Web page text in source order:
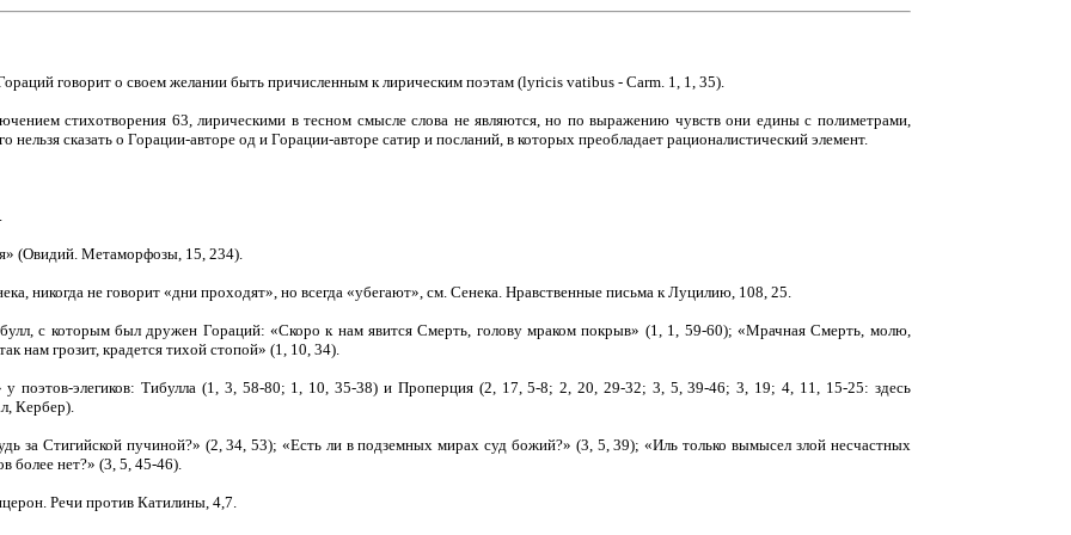
говорит о своем желании быть причисленным к лирическим поэтам (lyricis vatibus - Carm. 1, 1, 35).
стихотворения 63, лирическими в тесном смысле слова не являются, но по выражению чувств они едины с полиметрами,
нельзя сказать о Горации-авторе од и Горации-авторе сатир и посланий, в которых преобладает рационалистический элемент.
(Овидий. Метаморфозы, 15, 234).
никогда не говорит «дни проходят», но всегда «убегают», см. Сенека. Нравственные письма к Луцилию, 108, 25.
с которым был дружен Гораций: «Скоро к нам явится Смерть, голову мраком покрыв» (1, 1, 59-60); «Мрачная Смерть, молю,
нам грозит, крадется тихой стопой» (1, 10, 34).
поэтов-элегиков: Тибулла (1, 3, 58-80; 1, 10, 35-38) и Проперция (2, 17, 5-8; 2, 20, 29-32; 3, 5, 39-46; 3, 19; 4, 11, 15-25: здесь
Кербер).
за Стигийской пучиной?» (2, 34, 53); «Есть ли в подземных мирах суд божий?» (3, 5, 39); «Иль только вымысел злой несчастных
более нет?» (3, 5, 45-46).
Речи против Катилины, 4,7.